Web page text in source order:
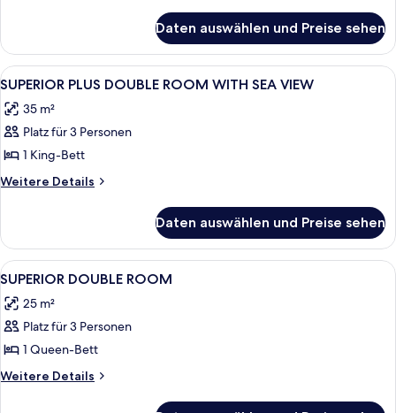
SEA
VIEW
anzeigen
DOUBLE
ROOM
WITH
SEA
VIEW
Daten auswählen und Preise sehen
Alle
Fotos
für
SUPERIOR
PLUS
DOUBLE
SEA
VIEW
anzeigen
Ein Hotelzimmer mit Schreibtisch
4
SUPERIOR PLUS DOUBLE ROOM WITH SEA VIEW
35 m²
Platz für 3 Personen
1 King-Bett
Weitere Details
Weitere
PLUS
DOUBLE
ROOM
SEA
VIEW
Daten auswählen und Preise sehen
Alle
Fotos
für
SUPERIOR
DOUBLE
ROOM
2
SUPERIOR DOUBLE ROOM
25 m²
Platz für 3 Personen
1 Queen-Bett
Weitere Details
Weitere